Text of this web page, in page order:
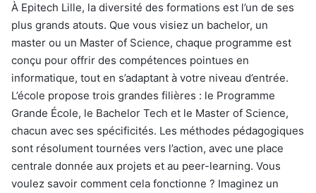
À Epitech Lille, la diversité des formations est l’un de ses
plus grands atouts. Que vous visiez un bachelor, un
master ou un Master of Science, chaque programme est
conçu pour offrir des compétences pointues en
informatique, tout en s’adaptant à votre niveau d’entrée.
L’école propose trois grandes filières : le Programme
Grande École, le Bachelor Tech et le Master of Science,
chacun avec ses spécificités. Les méthodes pédagogiques
sont résolument tournées vers l’action, avec une place
centrale donnée aux projets et au peer-learning. Vous
voulez savoir comment cela fonctionne ? Imaginez un